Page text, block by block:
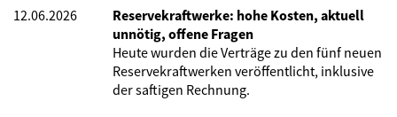
12.06.2026
Reservekraftwerke: hohe Kosten, aktuell
unnötig, offene Fragen
Heute wurden die Verträge zu den fünf neuen
Reservekraftwerken veröffentlicht, inklusive
der saftigen Rechnung.